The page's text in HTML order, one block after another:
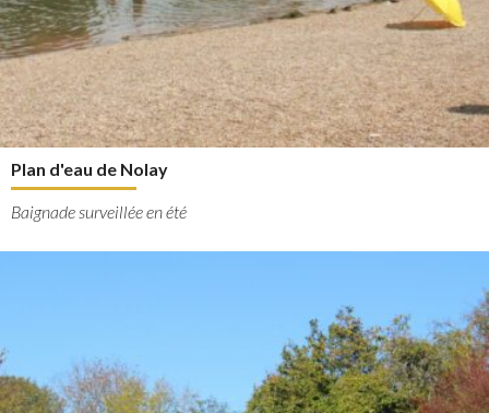
Plan d'eau de Nolay
Baignade surveillée en été